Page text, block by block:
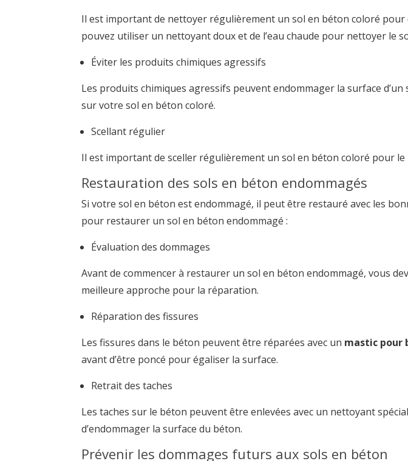
Il est important de nettoyer régulièrement un sol en béton coloré
pouvez utiliser un nettoyant doux et de l’eau chaude pour nettoyer le
Éviter les produits chimiques agressifs
Les produits chimiques agressifs peuvent endommager la surface
sur votre sol en béton coloré.
Scellant régulier
Il est important de sceller régulièrement un sol en béton coloré pour le
Restauration des sols en béton endommagés
Si votre sol en béton est endommagé, il peut être restauré avec les
pour restaurer un sol en béton endommagé :
Évaluation des dommages
Avant de commencer à restaurer un sol en béton endommagé, vous
meilleure approche pour la réparation.
Réparation des fissures
Les fissures dans le béton peuvent être réparées avec un mastic pour
avant d’être poncé pour égaliser la surface.
Retrait des taches
Les taches sur le béton peuvent être enlevées avec un nettoyant
d’endommager la surface du béton.
Prévenir les dommages futurs aux sols en béton